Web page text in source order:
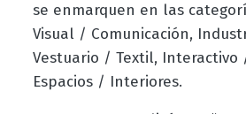
se enmarquen en las
Visual / Comunicación,
Vestuario / Textil, Interactivo
Espacios / Interiores.